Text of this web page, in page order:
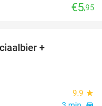
€5,95
+
9.9 star